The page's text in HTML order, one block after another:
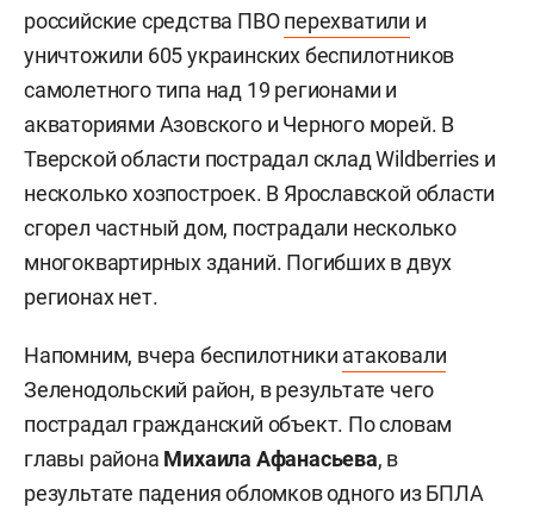
российские средства ПВОперехватили и
уничтожили 605 украинских беспилотников
самолетного типа над 19 регионами и
акваториями Азовского и Черного морей. В
Тверской области пострадал склад Wildberries и
несколько хозпостроек. В Ярославской области
сгорел частный дом, пострадали несколько
многоквартирных зданий. Погибших в двух
регионах нет.
Напомним, вчера беспилотники атаковали
Зеленодольский район, в результате чего
пострадал гражданский объект. По словам
главы района Михаила Афанасьева, в
результате падения обломков одного из БПЛА